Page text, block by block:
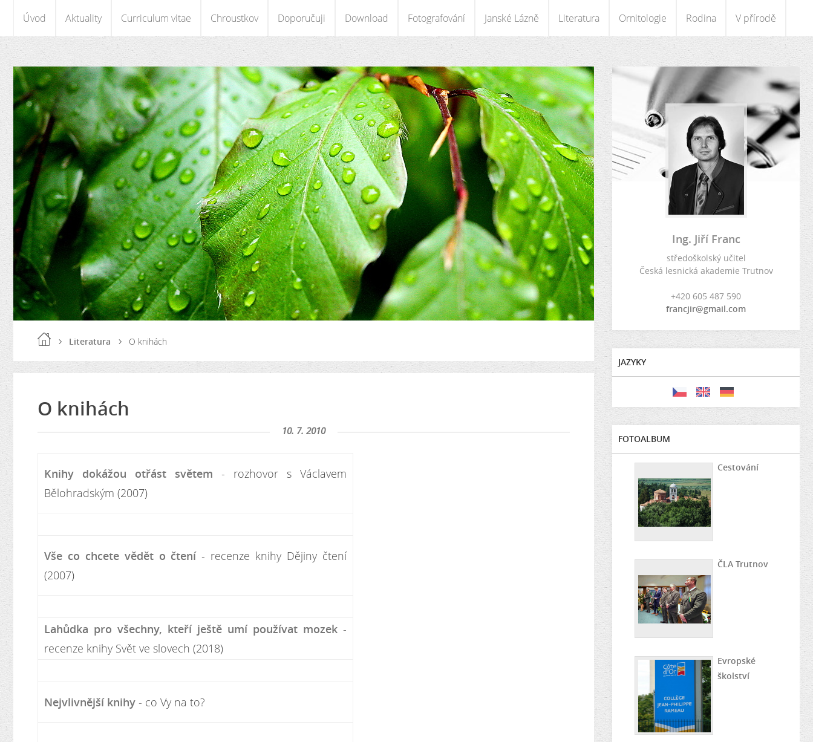
Úvod Aktuality Curriculum vitae Chroustkov Doporučuji Download Fotografování Janské Lázně Literatura Ornitologie Rodina V přírodě
Literatura O knihách
O knihách
10. 7. 2010
Knihy dokážou otřást světem - rozhovor s Václavem
Bělohradským (2007)
Vše co chcete vědět o čtení- recenze knihy Dějiny čtení
(2007)
Lahůdka pro všechny, kteří ještě umí používat mozek -
recenze knihy Svět ve slovech (2018)
Nejvlivnější knihy - co Vy na to?
Ing. Jiří Franc
středoškolský učitel
Česká lesnická akademie Trutnov
+420 605 487 590
francjir@gmail.com
JAZYKY
FOTOALBUM
Cestování
ČLA Trutnov
Evropské
školství